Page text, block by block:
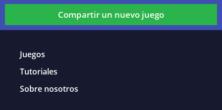
Compartir un nuevo juego
Juegos
Tutoriales
Sobre nosotros